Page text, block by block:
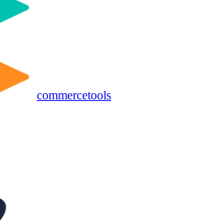
commercetools